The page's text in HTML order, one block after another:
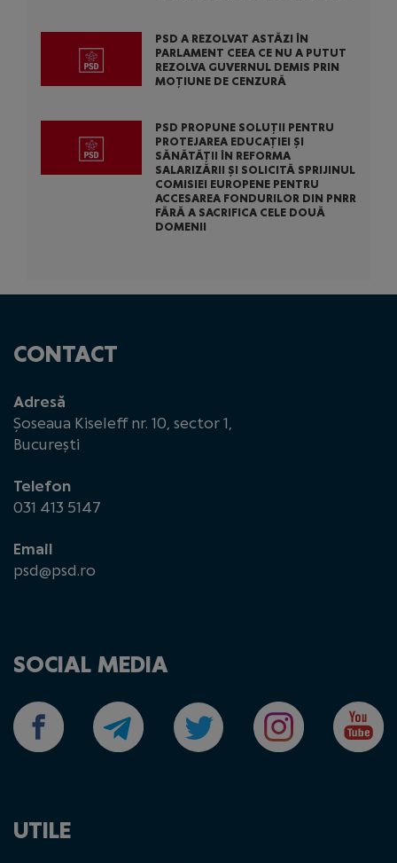
PSD A REZOLVAT ASTĂZI ÎN
PARLAMENT CEEA CE NU A PUTUT
REZOLVA GUVERNUL DEMIS PRIN
MOȚIUNE DE CENZURĂ
PSD PROPUNE SOLUȚII PENTRU
PROTEJAREA EDUCAȚIEI ȘI
SĂNĂTĂȚII ÎN REFORMA
SALARIZĂRII ȘI SOLICITĂ SPRIJINUL
COMISIEI EUROPENE PENTRU
ACCESAREA FONDURILOR DIN PNRR
FĂRĂ A SACRIFICA CELE DOUĂ
DOMENII
CONTACT
Adresă
Șoseaua Kiseleff nr. 10, sector 1,
București
Telefon
031 413 5147
Email
psd@psd.ro
SOCIAL MEDIA
UTILE